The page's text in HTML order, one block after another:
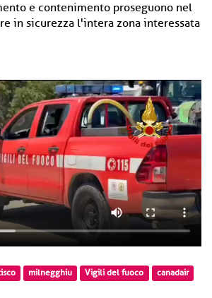
e contenimento proseguono nel
in sicurezza l'intera zona interessata
milnegghiu Vigili del fuoco
canadair